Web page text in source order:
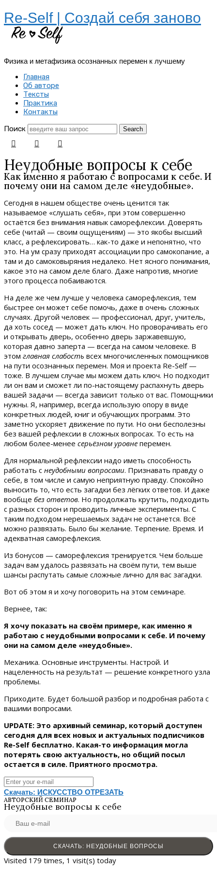
Re-Self | Создай себя заново
Физика и метафизика осознанных перемен к лучшему
Главная
Об авторе
Тексты
Практика
Контакты
Поиск
Неудобные вопросы к себе
Как именно я работаю с вопросами к себе. И
почему они на самом деле «неудобные».
Сегодня в нашем обществе очень ценится так
называемое «слушать себя», при этом совершенно
остаётся без внимания навык саморефлексии. Доверять
себе (читай — своим ощущениям) — это якобы высший
класс, а рефлексировать… как-то даже и непонятно, что
это. На ум сразу приходят ассоциации про самокопание, а
там и до самоковыряния недалеко. Нет ясного понимания,
какое это на самом деле благо. Даже напротив, многие
этого процесса побаиваются.
На деле же чем лучше у человека саморефлексия, тем
быстрее он может себе помочь, даже в очень сложных
случаях. Другой человек — профессионал, друг, учитель,
да хоть сосед — может дать ключ. Но проворачивать его
и открывать дверь, особенно дверь заржавевшую,
которая давно заперта — всегда на самом человеке. В
этом главная слабость всех многочисленных помощников
на пути осознанных перемен. Моя и проекта Re-Self —
тоже. В лучшем случае мы можем дать ключ. Но подходит
ли он вам и сможет ли по-настоящему распахнуть дверь
вашей задачи — всегда зависит только от вас. Помощники
нужны. Я, например, всегда использую опору в виде
конкретных людей, книг и обучающих программ. Это
заметно ускоряет движение по пути. Но они бесполезны
без вашей рефлексии в сложных вопросах. То есть на
любом более-менее серьёзном уровне перемен.
Для нормальной рефлексии надо иметь способность
работать с неудобными вопросами. Признавать правду о
себе, в том числе и самую неприятную правду. Спокойно
выносить то, что есть загадки без лёгких ответов. И даже
вообще без ответов. Но продолжать крутить, подходить
с разных сторон и проводить личные эксперименты. С
таким подходом нерешаемых задач не останется. Всё
можно развязать. Было бы желание. Терпение. Время. И
адекватная саморефлексия.
Из бонусов — саморефлексия тренируется. Чем больше
задач вам удалось развязать на своём пути, тем выше
шансы распутать самые сложные лично для вас загадки.
Вот об этом я и хочу поговорить на этом семинаре.
Вернее, так:
Я хочу показать на своём примере, как именно я
работаю с неудобными вопросами к себе. И почему
они на самом деле «неудобные».
Механика. Основные инструменты. Настрой. И
нацеленность на результат — решение конкретного узла
проблемы.
Приходите. Будет большой разбор и подробная работа с
вашими вопросами.
UPDATE: Это архивный семинар, который доступен
сегодня для всех новых и актуальных подписчиков
Re-Self бесплатно. Какая-то информация могла
потерять свою актуальность, но общий посыл
остается в силе. Приятного просмотра.
Скачать: ИСКУССТВО ОТРЕЗАТЬ
АВТОРСКИЙ СЕМИНАР
Неудобные вопросы к себе
Visited 179 times, 1 visit(s) today